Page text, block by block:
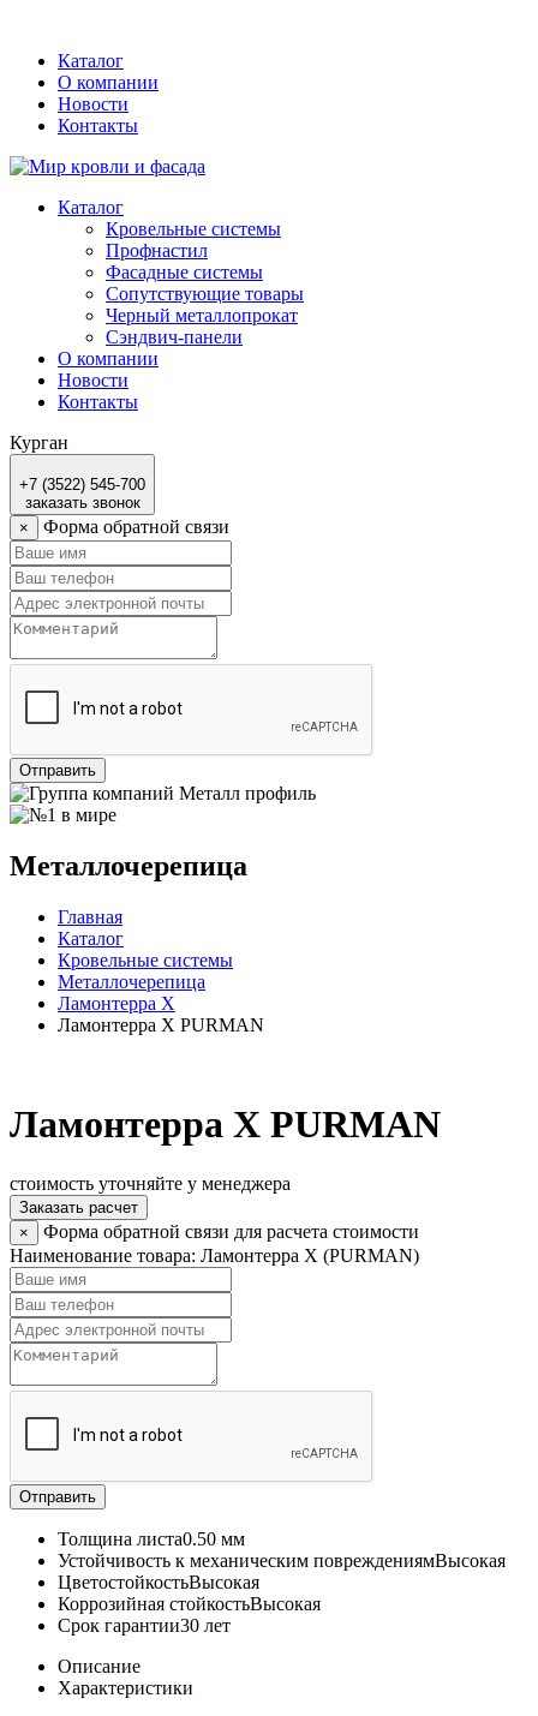
Каталог
О компании
Новости
Контакты
Каталог
Кровельные системы
Профнастил
Фасадные системы
Сопутствующие товары
Черный металлопрокат
Сэндвич-панели
О компании
Новости
Контакты
Курган
+7 (3522) 545-700
заказать звонок
×
Форма обратной связи
Отправить
Металлочерепица
Главная
Каталог
Кровельные системы
Металлочерепица
Ламонтерра X
Ламонтерра X PURMAN
Ламонтерра X PURMAN
стоимость уточняйте у менеджера
Заказать расчет
×
Форма обратной связи для расчета стоимости
Наименование товара: Ламонтерра X (PURMAN)
Отправить
Толщина листа0.50 мм
Устойчивость к механическим повреждениямВысокая
ЦветостойкостьВысокая
Коррозийная стойкостьВысокая
Срок гарантии30 лет
Описание
Характеристики